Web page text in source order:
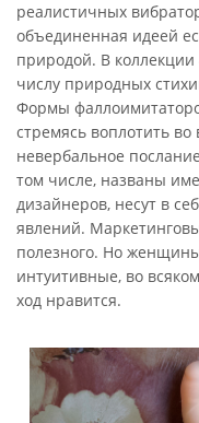
реалистичных
объединенная идеей
природой. В
числу природных
Формы
стремясь воплотить
невербальное
том числе, названы
дизайнеров, несут в
явлений.
полезного. Но
интуитивные, во
ход нравится.